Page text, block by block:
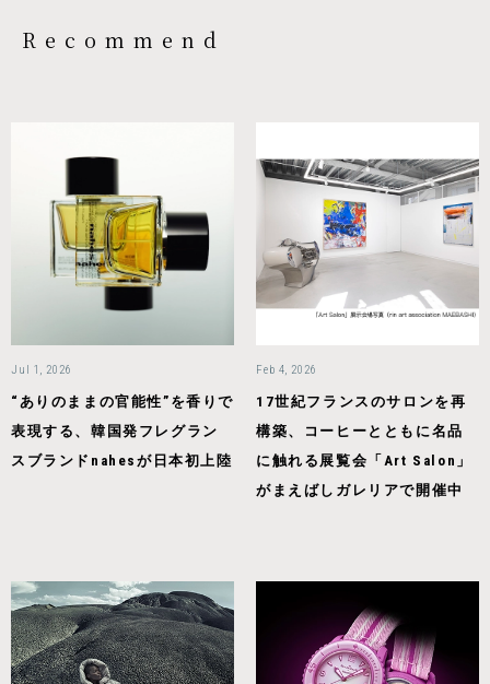
Recommend
Jul 1, 2026
“ありのままの官能性”を香りで
表現する、韓国発フレグラン
スブランドnahesが日本初上陸
Feb 4, 2026
17世紀フランスのサロンを再
構築、コーヒーとともに名品
に触れる展覧会「Art Salon」
がまえばしガレリアで開催中